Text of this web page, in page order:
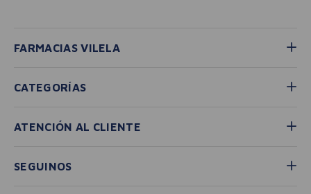
FARMACIAS VILELA
CATEGORÍAS
ATENCIÓN AL CLIENTE
SEGUINOS